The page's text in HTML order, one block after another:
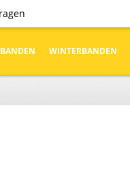
WINTERBANDEN